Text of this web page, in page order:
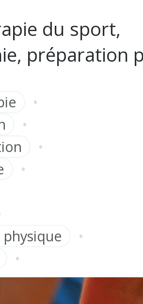
du sport,
préparation
•
•
•
•
•
•